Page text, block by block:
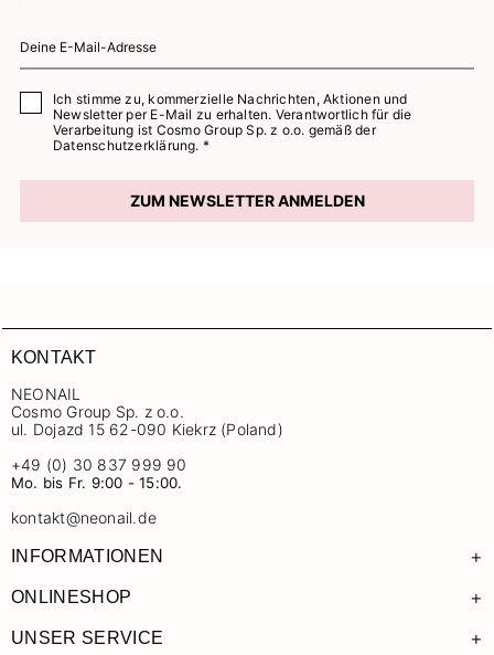
Ich stimme zu, kommerzielle Nachrichten, Aktionen und
Newsletter per E-Mail zu erhalten. Verantwortlich für die
Verarbeitung ist Cosmo Group Sp. z o.o. gemäß der
Datenschutzerklärung. *
ZUM NEWSLETTER ANMELDEN
KONTAKT
NEONAIL
Cosmo Group Sp. z o.o.
ul. Dojazd 15 62-090 Kiekrz (Poland)
+49 (0) 30 837 999 90
Mo. bis Fr. 9:00 - 15:00.
kontakt@neonail.de
INFORMATIONEN +
ONLINESHOP +
UNSER SERVICE +